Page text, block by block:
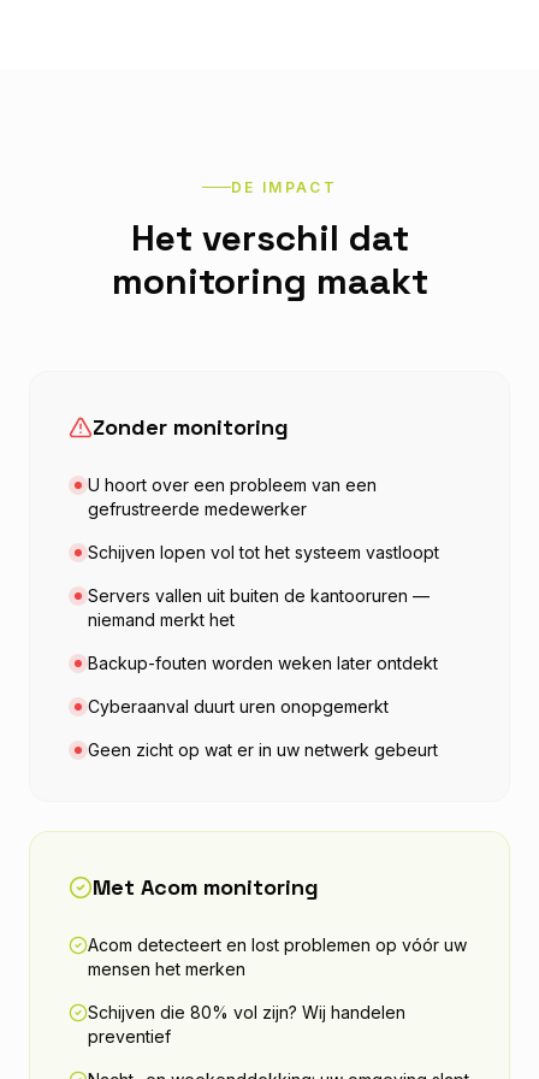
DE IMPACT
Het verschil dat
monitoring maakt
Zonder monitoring
U hoort over een probleem van een
gefrustreerde medewerker
Schijven lopen vol tot het systeem vastloopt
Servers vallen uit buiten de kantooruren —
niemand merkt het
Backup-fouten worden weken later ontdekt
Cyberaanval duurt uren onopgemerkt
Geen zicht op wat er in uw netwerk gebeurt
Met Acom monitoring
Acom detecteert en lost problemen op vóór uw
mensen het merken
Schijven die 80% vol zijn? Wij handelen
preventief